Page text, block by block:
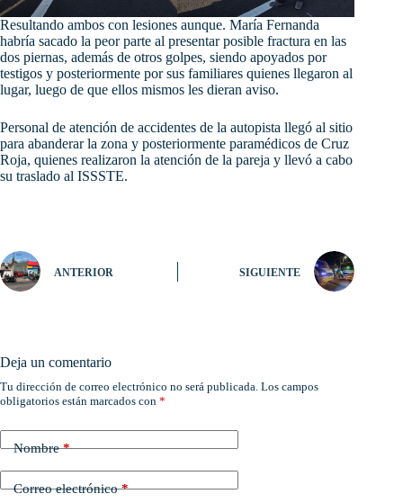
Resultando ambos con lesiones aunque. María Fernanda
habría sacado la peor parte al presentar posible fractura en las
dos piernas, además de otros golpes, siendo apoyados por
testigos y posteriormente por sus familiares quienes llegaron al
lugar, luego de que ellos mismos les dieran aviso.
Personal de atención de accidentes de la autopista llegó al sitio
para abanderar la zona y posteriormente paramédicos de Cruz
Roja, quienes realizaron la atención de la pareja y llevó a cabo
su traslado al ISSSTE.
ANTERIOR SIGUIENTE
Deja un comentario
Tu dirección de correo electrónico no será publicada. Los campos
obligatorios están marcados con *
Nombre*
Correo electrónico*